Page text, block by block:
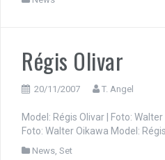
Régis Olivar
20/11/2007 T. Angel
Model: Régis Olivar | Foto:
Foto: Walter Oikawa Model:
News, Set